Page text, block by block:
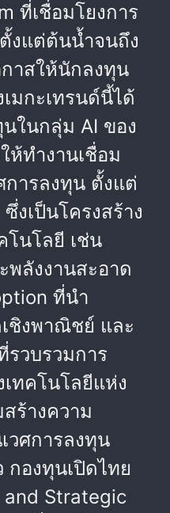
ที่เชื่อมโยงการ
งแต่ต้นน้ำจนถึง
กาสให้นักลงทุน
มกะเทรนด์นี้ได้
ในกลุ่ม AI ของ
ห้ทำงานเชื่อม
การลงทุน ตั้งแต่
งเป็นโครงสร้าง
นโลยี เช่น
พลังงานสะอาด
ที่นำ
ชิงพาณิชย์ และ
วบรวมการ
ทคโนโลยีแห่ง
ร้างความ
วศการลงทุน
กองทุนเปิดไทย
Strategic